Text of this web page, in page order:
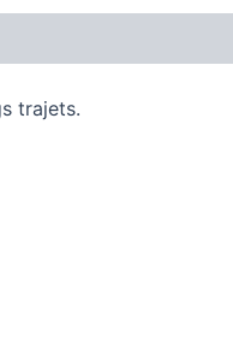
trajets.